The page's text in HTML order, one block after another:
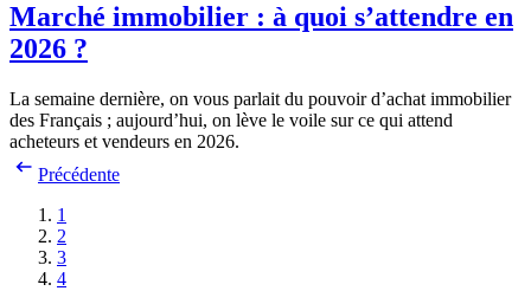
Marché immobilier : à quoi s’attendre en
2026 ?
La semaine dernière, on vous parlait du pouvoir d’achat immobilier
des Français ; aujourd’hui, on lève le voile sur ce qui attend
acheteurs et vendeurs en 2026.
Précédente
1
2
3
4